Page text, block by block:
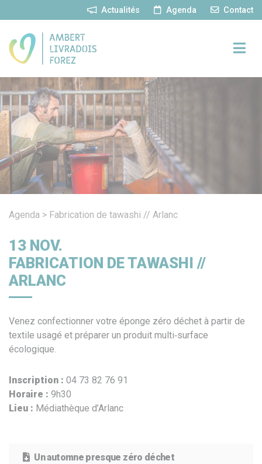
Actualités Agenda Contact
Agenda > Fabrication de tawashi // Arlanc
13 NOV.
FABRICATION DE TAWASHI //
ARLANC
Venez confectionner votre éponge zéro déchet à partir de
textile usagé et préparer un produit multi‐surface
écologique.
Inscription : 04 73 82 76 91
Horaire : 9h30
Lieu : Médiathèque d’Arlanc
Un automne presque zéro déchet
Panneau de gestion des cookies